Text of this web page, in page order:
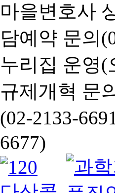
마을변호사
담예약 문의
누리집 운영(
규제개혁 문
(02-2133-
6677)